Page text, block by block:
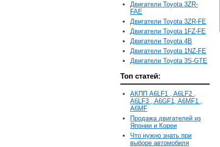
Двигатели Toyota 3ZR-
FAE
Двигатели Toyota 3ZR-FE
Двигатели Toyota 1FZ-FE
Двигатели Toyota 4B
Двигатели Toyota 1NZ-FE
Двигатели Toyota 3S-GTE
Топ статей:
АКПП A6LF1 , A6LF2 ,
A6LF3 , A6GF1, A6MF1 ,
A6MF
Продажа двигателей из
Японии и Кореи
Что нужно знать при
выборе автомобиля